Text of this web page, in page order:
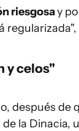
riesgosay
y celos"
después de
la Dinacia,